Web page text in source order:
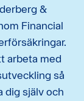
&
Financial
arbeta med
så
dig själv och